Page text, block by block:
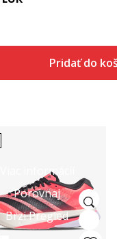
Pridať do
Viac informácií
Porovnaj
Brzi Pregled